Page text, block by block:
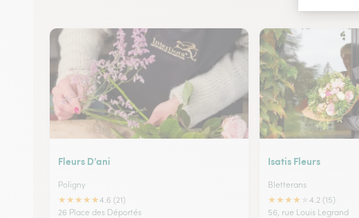
Fleurs D’ani
Poligny
★★★★★4.6 (21)
26 Place des Déportés
Isatis Fleurs
Bletterans
★★★★
4.2 (15)
56, rue Louis Legrand